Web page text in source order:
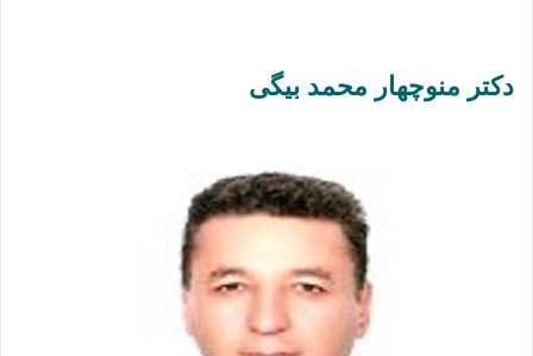
دکتر منوچهار محمد بیگی